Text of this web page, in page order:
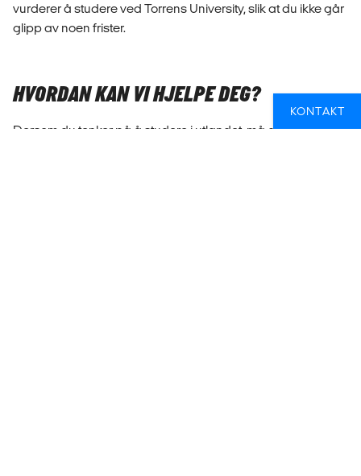
vurderer å studere ved Torrens University, slik at du ikke går
glipp av noen frister.
HVORDAN KAN VI HJELPE DEG?
Dersom du tenker på å studere i utlandet, må du ikke nøle
KONTAKT